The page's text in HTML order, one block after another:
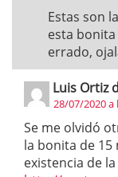
Estas son
esta
errado,
Luis Ortiz
28/07/2020 a
Se me olvidó
la bonita de 15
existencia de